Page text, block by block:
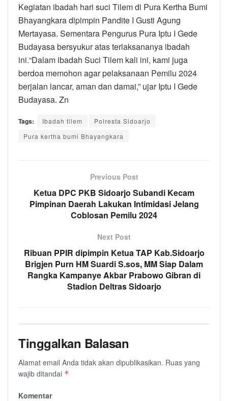
Kegiatan ibadah hari suci Tilem di Pura Kertha Bumi
Bhayangkara dipimpin Pandite I Gusti Agung
Mertayasa. Sementara Pengurus Pura Iptu I Gede
Budayasa bersyukur atas terlaksananya ibadah
ini.“Dalam ibadah Suci Tilem kali ini, kami juga
berdoa memohon agar pelaksanaan Pemilu 2024
berjalan lancar, aman dan damai,” ujar Iptu I Gede
Budayasa. Zn
Tags: Ibadah tilem
Polresta Sidoarjo
Pura kertha bumi Bhayangkara
Previous Post
Ketua DPC PKB Sidoarjo Subandi Kecam
Pimpinan Daerah Lakukan Intimidasi Jelang
Coblosan Pemilu 2024
Next Post
Ribuan PPIR dipimpin Ketua TAP Kab.Sidoarjo
Brigjen Purn HM Suardi S.sos, MM Siap Dalam
Rangka Kampanye Akbar Prabowo Gibran di
Stadion Deltras Sidoarjo
Tinggalkan Balasan
Alamat email Anda tidak akan dipublikasikan. Ruas yang
wajib ditandai *
Komentar